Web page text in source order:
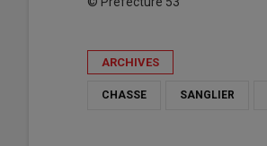
ARCHIVES
CHASSE SANGLIER